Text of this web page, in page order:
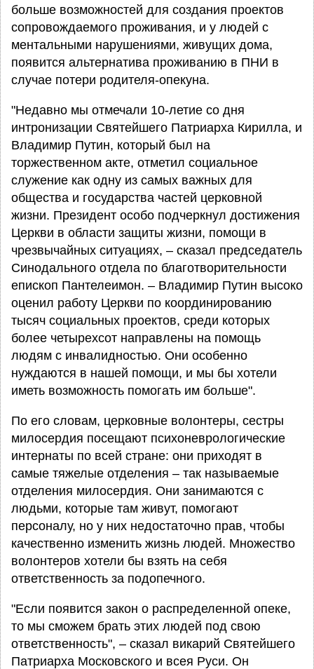
больше возможностей для создания проектов
сопровождаемого проживания, и у людей с
ментальными нарушениями, живущих дома,
появится альтернатива проживанию в ПНИ в
случае потери родителя-опекуна.
"Недавно мы отмечали 10-летие со дня
интронизации Святейшего Патриарха Кирилла, и
Владимир Путин, который был на
торжественном акте, отметил социальное
служение как одну из самых важных для
общества и государства частей церковной
жизни. Президент особо подчеркнул достижения
Церкви в области защиты жизни, помощи в
чрезвычайных ситуациях, – сказал председатель
Синодального отдела по благотворительности
епископ Пантелеимон. – Владимир Путин высоко
оценил работу Церкви по координированию
тысяч социальных проектов, среди которых
более четырехсот направлены на помощь
людям с инвалидностью. Они особенно
нуждаются в нашей помощи, и мы бы хотели
иметь возможность помогать им больше".
По его словам, церковные волонтеры, сестры
милосердия посещают психоневрологические
интернаты по всей стране: они приходят в
самые тяжелые отделения – так называемые
отделения милосердия. Они занимаются с
людьми, которые там живут, помогают
персоналу, но у них недостаточно прав, чтобы
качественно изменить жизнь людей. Множество
волонтеров хотели бы взять на себя
ответственность за подопечного.
"Если появится закон о распределенной опеке,
то мы сможем брать этих людей под свою
ответственность", – сказал викарий Святейшего
Патриарха Московского и всея Руси. Он